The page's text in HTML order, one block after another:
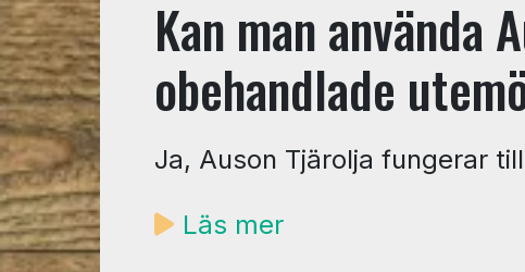
Kan man använda
obehandlade
Ja, Auson Tjärolja fungerar
Läs mer